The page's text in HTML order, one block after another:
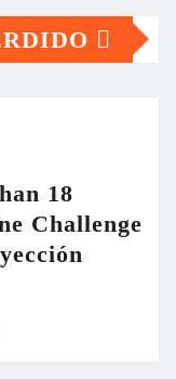
18
Challenge